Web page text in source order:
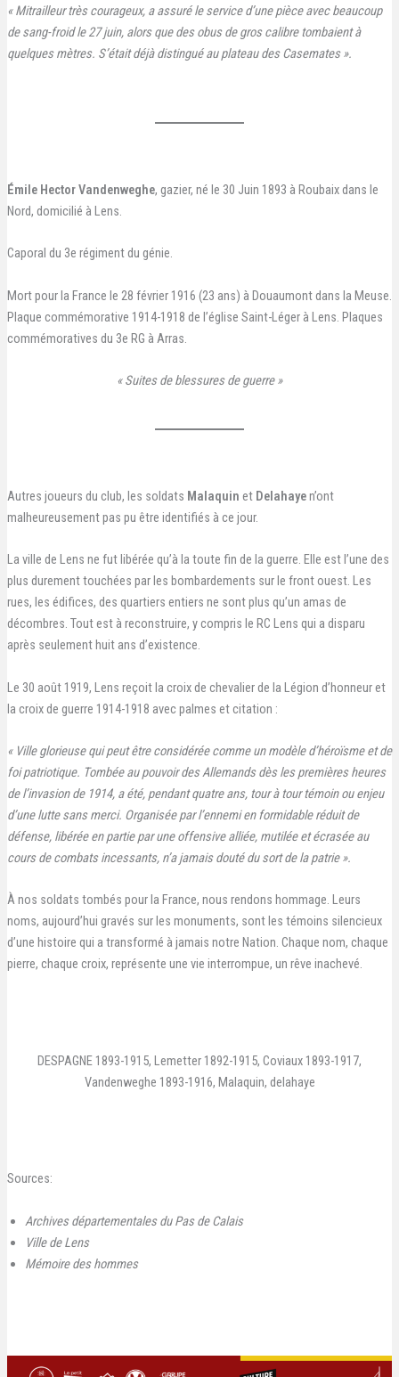
« Mitrailleur très courageux, a assuré le service d’une pièce avec beaucoup
de sang-froid le 27 juin, alors que des obus de gros calibre tombaient à
quelques mètres. S’était déjà distingué au plateau des Casemates ».
Émile Hector Vandenweghe, gazier, né le 30 Juin 1893 à Roubaix dans le
Nord, domicilié à Lens.
Caporal du 3e régiment du génie.
Mort pour la France le 28 février 1916 (23 ans) à Douaumont dans la Meuse.
Plaque commémorative 1914-1918 de l’église Saint-Léger à Lens. Plaques
commémoratives du 3e RG à Arras.
« Suites de blessures de guerre »
Autres joueurs du club, les soldats Malaquin et Delahayen’ont
malheureusement pas pu être identifiés à ce jour.
La ville de Lens ne fut libérée qu’à la toute fin de la guerre. Elle est l’une des
plus durement touchées par les bombardements sur le front ouest. Les
rues, les édifices, des quartiers entiers ne sont plus qu’un amas de
décombres. Tout est à reconstruire, y compris le RC Lens qui a disparu
après seulement huit ans d’existence.
Le 30 août 1919, Lens reçoit la croix de chevalier de la Légion d’honneur et
la croix de guerre 1914-1918 avec palmes et citation :
« Ville glorieuse qui peut être considérée comme un modèle d’héroïsme et de
foi patriotique. Tombée au pouvoir des Allemands dès les premières heures
de l’invasion de 1914, a été, pendant quatre ans, tour à tour témoin ou enjeu
d’une lutte sans merci. Organisée par l’ennemi en formidable réduit de
défense, libérée en partie par une offensive alliée, mutilée et écrasée au
cours de combats incessants, n’a jamais douté du sort de la patrie ».
À nos soldats tombés pour la France, nous rendons hommage. Leurs
noms, aujourd’hui gravés sur les monuments, sont les témoins silencieux
d’une histoire qui a transformé à jamais notre Nation. Chaque nom, chaque
pierre, chaque croix, représente une vie interrompue, un rêve inachevé.
DESPAGNE 1893-1915, Lemetter 1892-1915, Coviaux 1893-1917,
Vandenweghe 1893-1916, Malaquin, delahaye
Sources:
Archives départementales du Pas de Calais
Ville de Lens
Mémoire des hommes